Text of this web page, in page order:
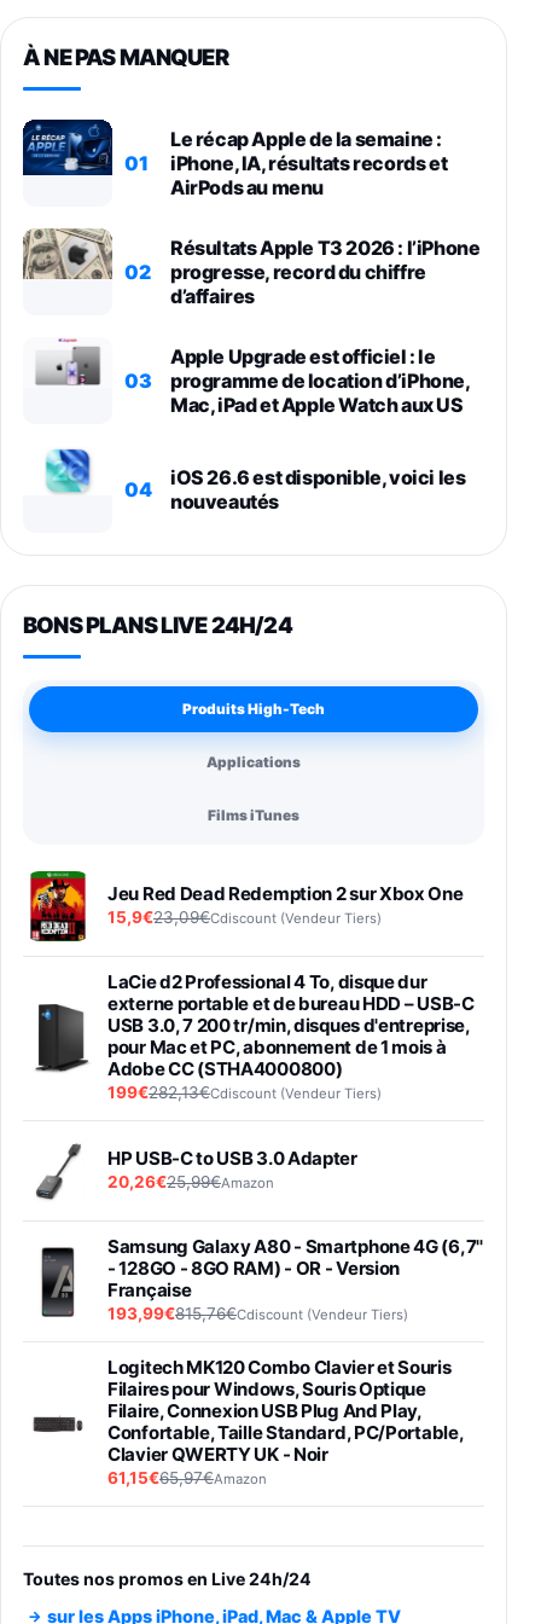
À NE PAS MANQUER
01
Le récap Apple de la semaine :
iPhone, IA, résultats records et
AirPods au menu
02
Résultats Apple T3 2026 : l’iPhone
progresse, record du chiffre
d’affaires
03
Apple Upgrade est officiel : le
programme de location d’iPhone,
Mac, iPad et Apple Watch aux US
04
iOS 26.6 est disponible, voici les
nouveautés
BONS PLANS LIVE 24H/24
Produits High-Tech
Applications
Films iTunes
Jeu Red Dead Redemption 2 sur Xbox One
15,9€23,09€Cdiscount (Vendeur Tiers)
LaCie d2 Professional 4 To, disque dur
externe portable et de bureau HDD – USB-C
USB 3.0, 7 200 tr/min, disques d'entreprise,
pour Mac et PC, abonnement de 1 mois à
Adobe CC (STHA4000800)
199€282,13€Cdiscount (Vendeur Tiers)
HP USB-C to USB 3.0 Adapter
20,26€25,99€Amazon
Samsung Galaxy A80 - Smartphone 4G (6,7''
- 128GO - 8GO RAM) - OR - Version
Française
193,99€815,76€Cdiscount (Vendeur Tiers)
Logitech MK120 Combo Clavier et Souris
Filaires pour Windows, Souris Optique
Filaire, Connexion USB Plug And Play,
Confortable, Taille Standard, PC/Portable,
Clavier QWERTY UK - Noir
61,15€65,97€Amazon
entraénement direct 3 vitesses (33-45-78
trs/min) avec pre-ampli intégré et port USB
Toutes nos promos en Live 24h/24
sur les Apps iPhone, iPad, Mac & Apple TV